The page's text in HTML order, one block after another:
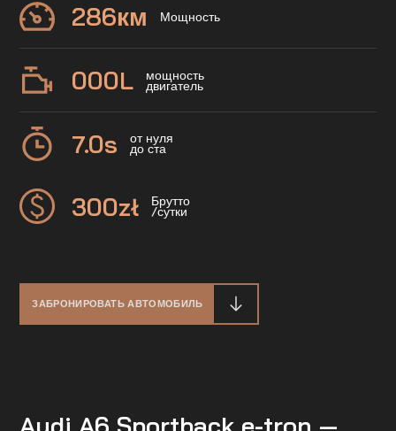
286км Мощность
000L мощность
двигатель
7.0s от нуля
до ста
300zł Брутто
/сутки
ЗАБРОНИРОВАТЬ АВТОМОБИЛЬ